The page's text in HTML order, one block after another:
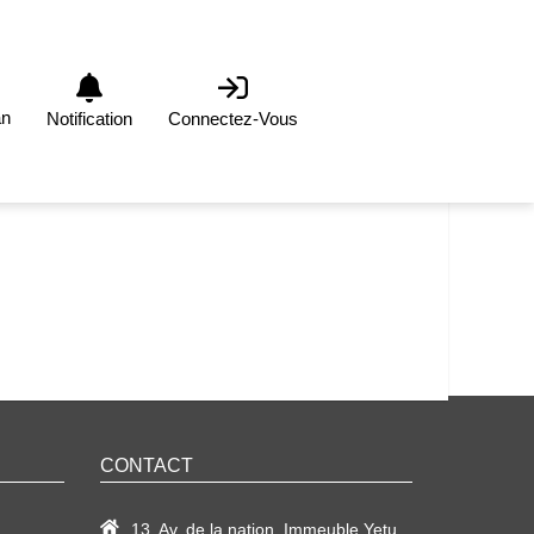
Notification Connectez-Vous
CONTACT
13, Av. de la nation, Immeuble Yetu,